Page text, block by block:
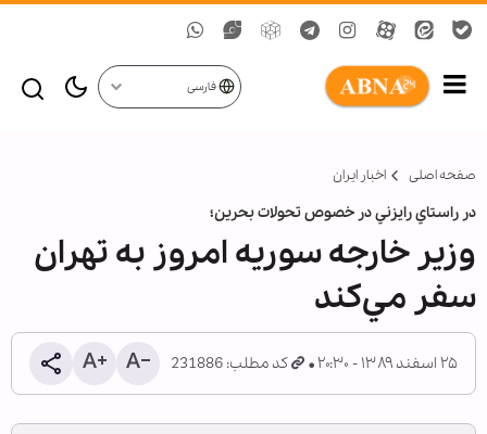
فارسی
صفحه اصلی اخبار ایران
در راستاي رايزني در خصوص تحولات بحرين؛
وزير خارجه سوريه امروز به تهران
سفر مي‌كند
۲۵ اسفند ۱۳۸۹ - ۲۰:۳۰ کد مطلب: 231886